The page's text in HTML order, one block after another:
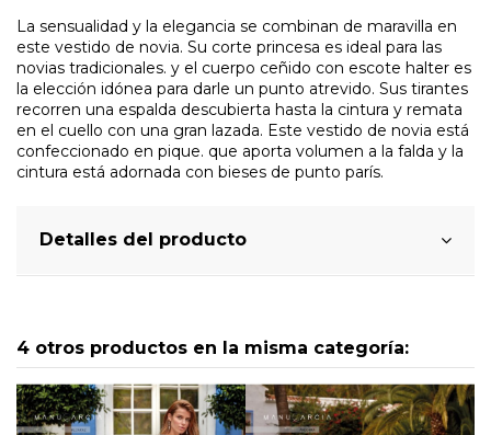
La sensualidad y la elegancia se combinan de maravilla en
este vestido de novia. Su corte princesa es ideal para las
novias tradicionales. y el cuerpo ceñido con escote halter es
la elección idónea para darle un punto atrevido. Sus tirantes
recorren una espalda descubierta hasta la cintura y remata
en el cuello con una gran lazada. Este vestido de novia está
confeccionado en pique. que aporta volumen a la falda y la
cintura está adornada con bieses de punto parís.
Detalles del producto
4 otros productos en la misma categoría: